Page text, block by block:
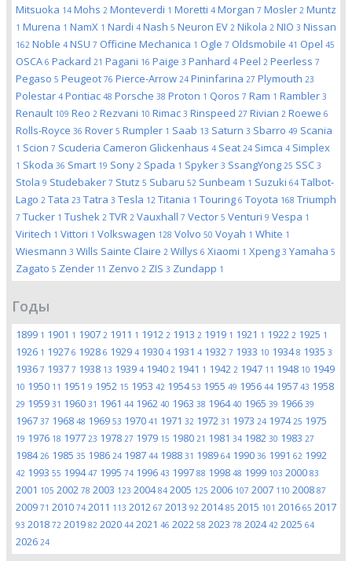
Mitsuoka 14 Mohs 2 Monteverdi 1 Moretti 4 Morgan 7 Mosler 2 Muntz
1 Murena 1 NamX 1 Nardi 4 Nash 5 Neuron EV 2 Nikola 2 NIO 3 Nissan
162 Noble 4 NSU 7 Officine Mechanica 1 Ogle 7 Oldsmobile 41 Opel 45
OSCA 6 Packard 21 Pagani 16 Paige 3 Panhard 4 Peel 2 Peerless 7
Pegaso 5 Peugeot 76 Pierce-Arrow 24 Pininfarina 27 Plymouth 23
Polestar 4 Pontiac 48 Porsche 38 Proton 1 Qoros 7 Ram 1 Rambler 3
Renault 109 Reo 2 Rezvani 10 Rimac 3 Rinspeed 27 Rivian 2 Roewe 6
Rolls-Royce 36 Rover 5 Rumpler 1 Saab 13 Saturn 3 Sbarro 49 Scania
1 Scion 7 Scuderia Cameron Glickenhaus 4 Seat 24 Simca 4 Simplex
1 Skoda 36 Smart 19 Sony 2 Spada 1 Spyker 3 SsangYong 25 SSC 3
Stola 9 Studebaker 7 Stutz 5 Subaru 52 Sunbeam 1 Suzuki 64 Talbot-
Lago 2 Tata 23 Tatra 3 Tesla 12 Titania 1 Touring 6 Toyota 168 Triumph
7 Tucker 1 Tushek 2 TVR 2 Vauxhall 7 Vector 5 Venturi 9 Vespa 1
Viritech 1 Vittori 1 Volkswagen 128 Volvo 50 Voyah 1 White 1
Wiesmann 3 Wills Sainte Claire 2 Willys 6 Xiaomi 1 Xpeng 3 Yamaha 5
Zagato 5 Zender 11 Zenvo 2 ZIS 3 Zundapp 1
Годы
1899 1 1901 1 1907 2 1911 1 1912 2 1913 2 1919 1 1921 1 1922 2 1925 1
1926 1 1927 6 1928 6 1929 4 1930 4 1931 4 1932 7 1933 10 19348 1935 3
1936 7 1937 7 1938 13 1939 4 1940 2 1941 1 1942 2 1947 11 1948 10 1949
10 1950 11 1951 9 1952 15 1953 42 195453 1955 49 1956 44 1957 43 1958
29 1959 31 1960 31 1961 44 1962 40 1963 38 196440 1965 39 1966 39
1967 37 1968 48 1969 53 1970 41 1971 32 1972 31 1973 24 197425 1975
19 1976 18 1977 23 1978 27 1979 15 1980 21 1981 34 1982 30 1983 27
198426 1985 35 1986 24 1987 44 1988 31 1989 64 1990 36 1991 62 1992
42 1993 55 199447 1995 74 1996 43 1997 88 1998 48 1999 103 2000 83
2001 105 2002 78 2003 123 200484 2005 125 2006 107 2007 110 2008 87
2009 71 2010 74 2011 113 2012 67 2013 92 201485 2015 101 2016 65 2017
93 2018 72 2019 82 2020 44 2021 46 2022 58 2023 78 202442 2025 64
2026 24